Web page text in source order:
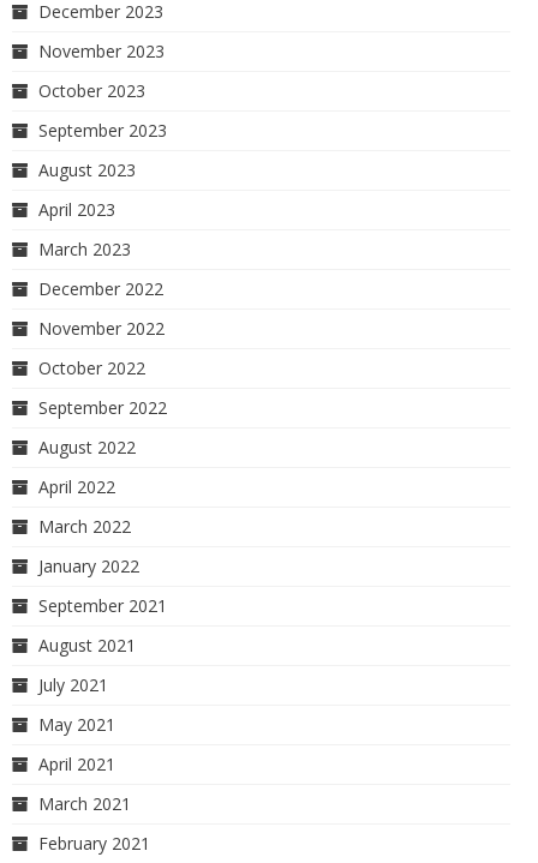
December 2023
November 2023
October 2023
September 2023
August 2023
April 2023
March 2023
December 2022
November 2022
October 2022
September 2022
August 2022
April 2022
March 2022
January 2022
September 2021
August 2021
July 2021
May 2021
April 2021
March 2021
February 2021